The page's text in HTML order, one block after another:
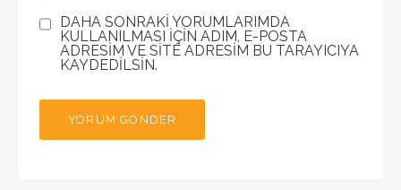
DAHA SONRAKI YORUMLARIMDA
KULLANILMASI IÇIN ADIM, E-POSTA
ADRESIM VE SITE ADRESIM BU TARAYICIYA
KAYDEDILSIN.